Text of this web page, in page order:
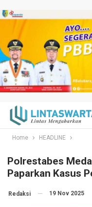
Home HEADLINE
Polrestabes
Paparkan Kasus
Redaksi 19 Nov 2025